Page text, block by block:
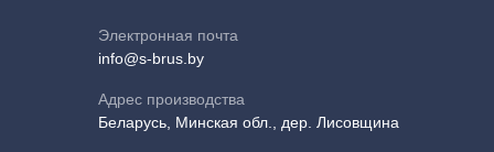
Электронная почта
info@s-brus.by
Адрес производства
Беларусь, Минская обл., дер. Лисовщина